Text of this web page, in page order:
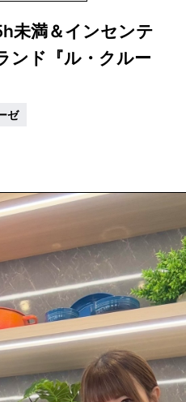
未満＆インセンテ
ンド『ル・クルー
ゼ